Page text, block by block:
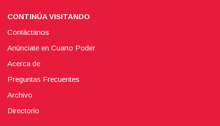
CONTINÚA VISITANDO
Contáctanos
Anúnciate en Cuarto Poder
Acerca de
Preguntas Frecuentes
Archivo
Directorio